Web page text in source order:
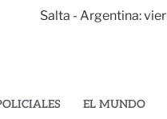
Salta - Argentina:
EL MUNDO